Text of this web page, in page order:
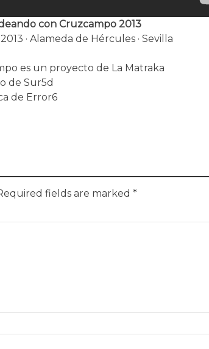
con Cruzcampo 2013
· Alameda de Hércules · Sevilla
es un proyecto de La Matraka
de Sur5d
de Error6
fields are marked *